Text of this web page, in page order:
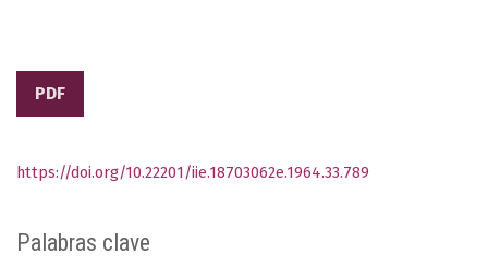
PDF
Palabras clave
https://doi.org/10.22201/iie.18703062e.1964.33.789